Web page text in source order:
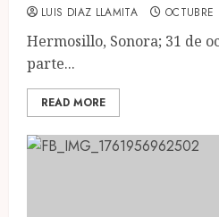
LUIS DIAZ LLAMITA
Hermosillo, Sonora; 31 de
parte...
READ MORE